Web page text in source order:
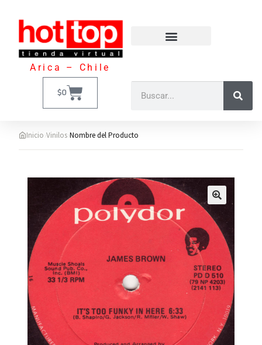
Arica – Chile
$0
Inicio›Vinilos›Nombre del Producto